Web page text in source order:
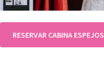
RESERVAR CABINA ESPEJOS